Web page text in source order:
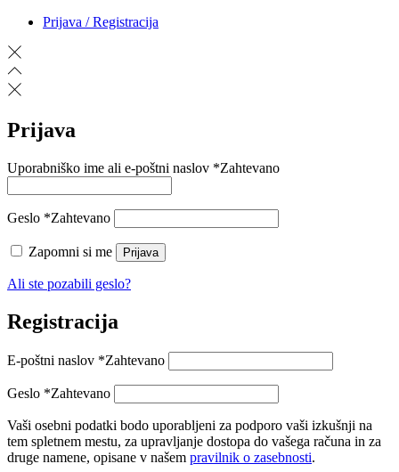
Prijava / Registracija
Prijava
Uporabniško ime ali e-poštni naslov *Zahtevano
Geslo *Zahtevano
Zapomni si me Prijava
Ali ste pozabili geslo?
Registracija
E-poštni naslov *Zahtevano
Geslo *Zahtevano
Vaši osebni podatki bodo uporabljeni za podporo vaši izkušnji na
tem spletnem mestu, za upravljanje dostopa do vašega računa in za
druge namene, opisane v našem pravilnik o zasebnosti.